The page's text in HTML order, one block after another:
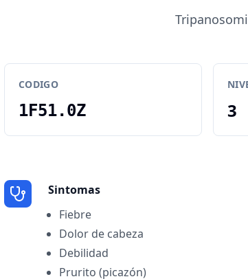
CODIGO
1F51.0Z 3
Sintomas
Fiebre
Dolor de cabeza
Debilidad
Prurito (picazón)